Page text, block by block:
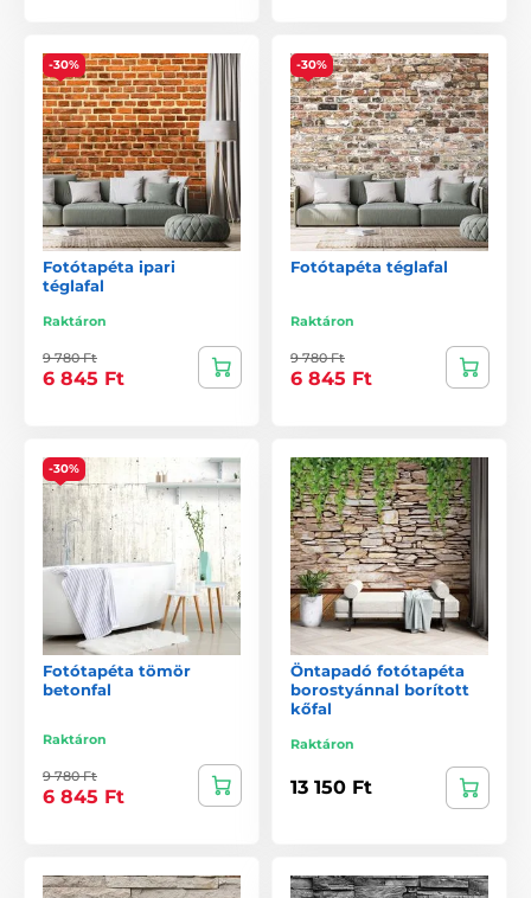
-30%
Fotótapéta ipari
téglafal
Raktáron
9 780 Ft
6 845 Ft
-30%
Fotótapéta téglafal
Raktáron
9 780 Ft
6 845 Ft
-30%
Fotótapéta tömör
betonfal
Raktáron
9 780 Ft
6 845 Ft
Öntapadó fotótapéta
borostyánnal borított
kőfal
Raktáron
13 150 Ft